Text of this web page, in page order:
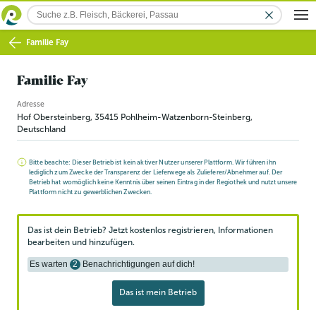
Familie Fay
Familie Fay
Adresse
Hof Obersteinberg, 35415 Pohlheim-Watzenborn-Steinberg,
Deutschland
Bitte beachte: Dieser Betrieb ist kein aktiver Nutzer unserer Plattform. Wir führen ihn
lediglich zum Zwecke der Transparenz der Lieferwege als Zulieferer/Abnehmer auf. Der
Betrieb hat womöglich keine Kenntnis über seinen Eintrag in der Regiothek und nutzt unsere
Plattform nicht zu gewerblichen Zwecken.
Das ist dein Betrieb? Jetzt kostenlos registrieren, Informationen
bearbeiten und hinzufügen.
Es warten 2 Benachrichtigungen auf dich!
Das ist mein Betrieb